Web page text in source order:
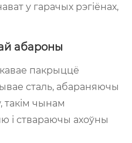
у гарачых рэгіёнах,
абароны
пакрыццё
сталь, абараняючы
такім чынам
і ствараючы ахоўны